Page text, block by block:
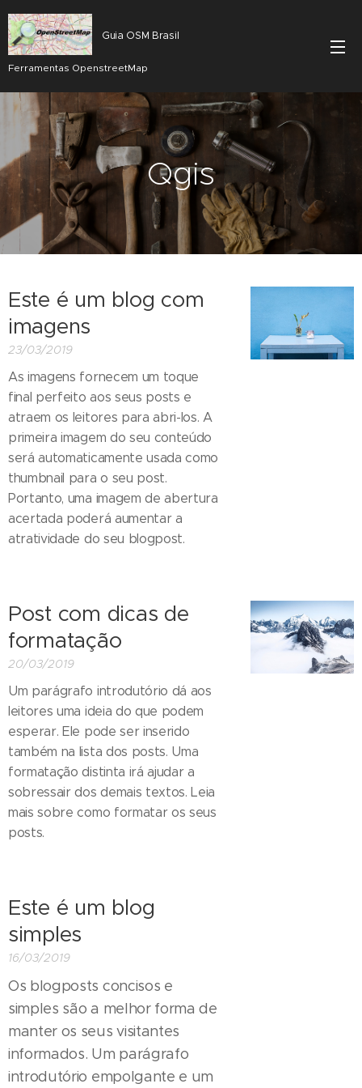
Guia OSM Brasil
Ferramentas OpenstreetMap
Qgis
Este é um blog com
imagens
23/03/2019
As imagens fornecem um toque
final perfeito aos seus posts e
atraem os leitores para abri-los. A
primeira imagem do seu conteúdo
será automaticamente usada como
thumbnail para o seu post.
Portanto, uma imagem de abertura
acertada poderá aumentar a
atratividade do seu blogpost.
Post com dicas de
formatação
20/03/2019
Um parágrafo introdutório dá aos
leitores uma ideia do que podem
esperar. Ele pode ser inserido
também na lista dos posts. Uma
formatação distinta irá ajudar a
sobressair dos demais textos. Leia
mais sobre como formatar os seus
posts.
Este é um blog
simples
16/03/2019
Os blogposts concisos e
simples são a melhor forma de
manter os seus visitantes
informados. Um parágrafo
introdutório empolgante e um